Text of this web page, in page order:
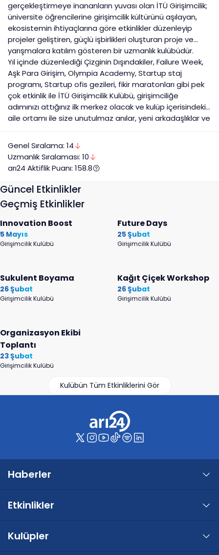
gerçekleştirmeye inananların yuvası olan İTÜ Girişimcilik;
üniversite öğrencilerine girişimcilik kültürünü aşılayan,
ekosistemin ihtiyaçlarına göre etkinlikler düzenleyip
projeler geliştiren, güçlü işbirlikleri oluşturan proje ve
yarışmalara katılım gösteren bir uzmanlık kulübüdür.
Yıl içinde düzenlediği Çizginin Dışındakiler, Failure Week,
Aşk Para Girişim, Olympia Academy, Startup staj
programı, Startup ofis gezileri, fikir maratonları gibi pek
çok etkinlik ile İTÜ Girişimcilik Kulübü, girişimciliğe
adımınızı attığınız ilk merkez olacak ve kulüp içerisindeki
aile ortamı ile size unutulmaz anılar, yeni arkadaşlıklar ve
Genel Sıralama: 14
UzmanlıkSıralaması: 10
arı24 Aktiflik Puanı: 158.8
Güncel Etkinlikler
Geçmiş Etkinlikler
Innovation Boost
5 Mayıs
Girişimcilik Kulübü
Future Days
25 Şubat
Girişimcilik Kulübü
Sukulent Boyama
26 Şubat
Girişimcilik Kulübü
Kağıt Çiçek Workshop
26 Şubat
Girişimcilik Kulübü
Organizasyon Ekibi
Toplantı
23 Şubat
Girişimcilik Kulübü
Kulübün Tüm Etkinliklerini Gör
Haberler
Etkinlikler
Kulüpler